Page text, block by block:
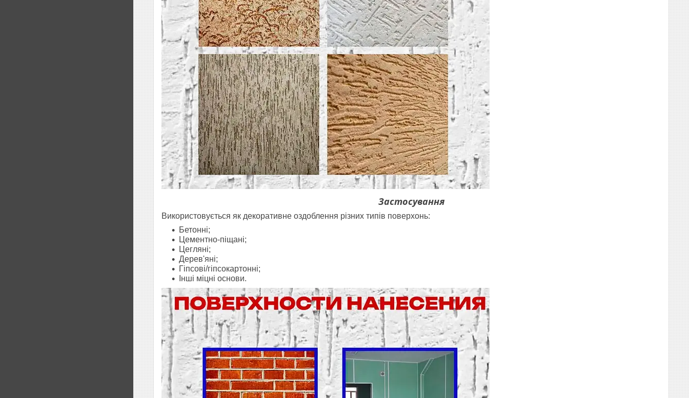
Застосування
Використовується як декоративне оздоблення різних типів поверхонь:
Бетонні;
Цементно-піщані;
Цегляні;
Дерев'яні;
Гіпсові/гіпсокартонні;
Інші міцні основи.